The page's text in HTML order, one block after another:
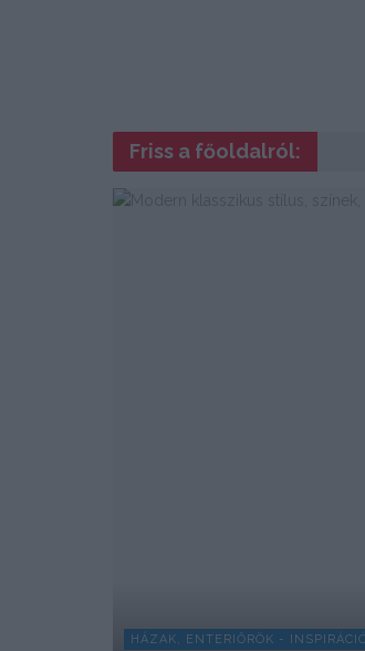
Friss a főoldalról:
HÁZAK, ENTERIŐRÖK -